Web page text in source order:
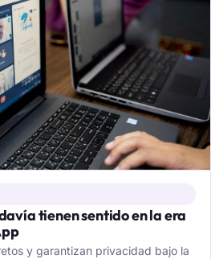
tienen sentido en la era
y garantizan privacidad bajo la